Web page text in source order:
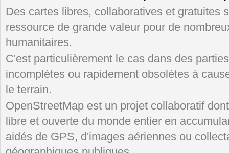
Des cartes libres, collaboratives et gratuites
ressource de grande valeur pour de
humanitaires.
C'est particulièrement le cas dans des
incomplètes ou rapidement obsolètes à
le terrain.
OpenStreetMap est un projet collaboratif
libre et ouverte du monde entier en
aidés de GPS, d'images aériennes ou